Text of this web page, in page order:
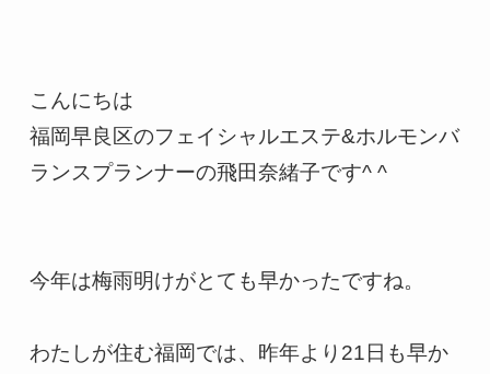
こんにちは
福岡早良区のフェイシャルエステ&ホルモンバ
ランスプランナーの飛田奈緒子です^ ^
今年は梅雨明けがとても早かったですね。
わたしが住む福岡では、昨年より21日も早か